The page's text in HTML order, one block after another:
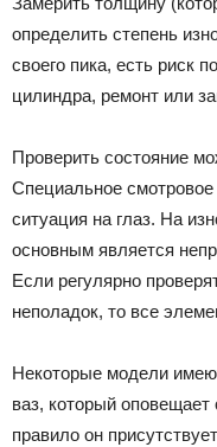
определить степень
своего пика, есть риск
цилиндра, ремонт или
Проверить состояние
Специальное смотровое
ситуация на глаз. На
основным является
Если регулярно
неполадок, то все
Некоторые модели
ваз, который
правило он